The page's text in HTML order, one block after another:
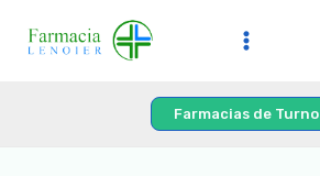
Farmacias de Turno